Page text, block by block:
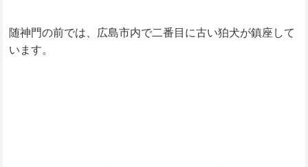
随神門の前では、広島市内で二番目に古い狛犬が鎮座して
います。